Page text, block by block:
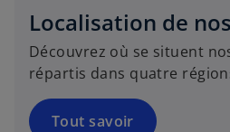
Localisation de
Découvrez où se situent
répartis dans quatre
Tout savoir